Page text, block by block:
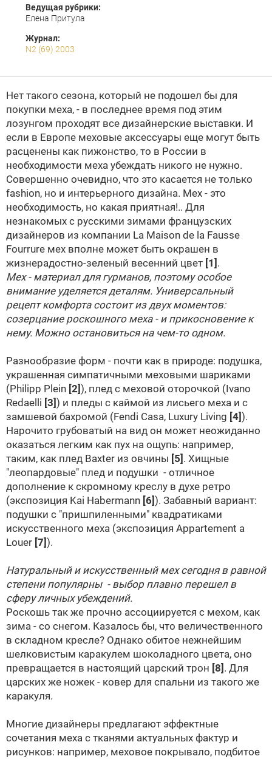
Ведущая рубрики:
Елена Притула
Журнал:
N2 (69) 2003
Нет такого сезона, который не подошел бы для
покупки меха, - в последнее время под этим
лозунгом проходят все дизайнерские выставки. И
если в Европе меховые аксессуары еще могут быть
расценены как пижонство, то в России в
необходимости меха убеждать никого не нужно.
Совершенно очевидно, что это касается не только
fashion, но и интерьерного дизайна. Мех - это
необходимость, но какая приятная!.. Для
незнакомых с русскими зимами французских
дизайнеров из компании La Maison de la Fausse
Fourrure мех вполне может быть окрашен в
жизнерадостно-зеленый весенний цвет [1] .
Мех - материал для гурманов, поэтому особое
внимание уделяется деталям. Универсальный
рецепт комфорта состоит из двух моментов:
созерцание роскошного меха - и прикосновение к
нему. Можно остановиться на чем-то одном.
Разнообразие форм - почти как в природе: подушка,
украшенная симпатичными меховыми шариками
(Philipp Plein [2]), плед с меховой оторочкой (Ivano
Redaelli [3]) и пледы с каймой из лисьего меха и с
замшевой бахромой (Fendi Casa, Luxury Living [4]).
Нарочито грубоватый на вид он может неожиданно
оказаться легким как пух на ощупь: например,
таким, как плед Baxter из овчины [5] . Хищные
"леопардовые" плед и подушки - отличное
дополнение к скромному креслу в духе ретро
(экспозиция Kai Habermann [6]). Забавный вариант:
подушки с "пришпиленными" квадратиками
искусственного меха (экспозиция Appartement a
Louer [7]).
Натуральный и искусственный мех сегодня в равной
степени популярны - выбор плавно перешел в
сферу личных убеждений.
Роскошь так же прочно ассоциируется с мехом, как
зима - со снегом. Казалось бы, что величественного
в складном кресле? Однако обитое нежнейшим
шелковистым каракулем шоколадного цвета, оно
превращается в настоящий царский трон [8] . Для
царских же ножек - ковер для спальни из такого же
каракуля.
Многие дизайнеры предлагают эффектные
сочетания меха с тканями актуальных фактур и
рисунков: например, меховое покрывало, подбитое